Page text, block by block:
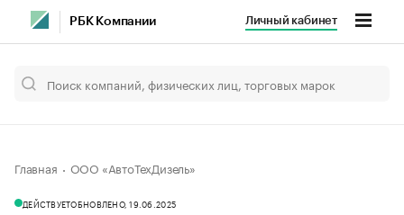
РБК Компании Личный кабинет
Главная ООО «АвтоТехДизель»
ДЕЙСТВУЕТОБНОВЛЕНО, 19.06.2025